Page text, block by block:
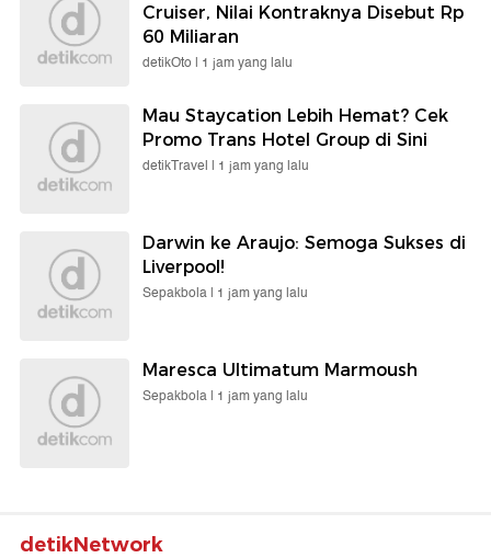
Cruiser, Nilai Kontraknya Disebut Rp
60 Miliaran
detikOto | 1 jam yang lalu
Mau Staycation Lebih Hemat? Cek
Promo Trans Hotel Group di Sini
detikTravel | 1 jam yang lalu
Darwin ke Araujo: Semoga Sukses di
Liverpool!
Sepakbola | 1 jam yang lalu
Maresca Ultimatum Marmoush
Sepakbola | 1 jam yang lalu
detikNetwork